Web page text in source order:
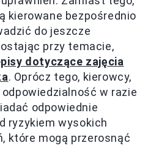
kierowane bezpośrednio
do jeszcze
przy temacie,
dotyczące zajęcia
. Oprócz tego, kierowcy,
w razie
odpowiednie
ryzykiem wysokich
które mogą przerosnąć